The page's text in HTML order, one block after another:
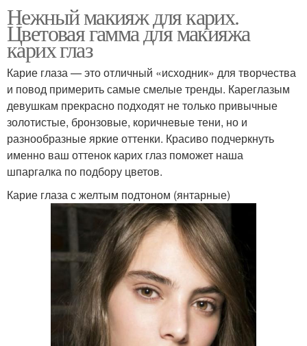
Нежный макияж для карих.
Цветовая гамма для макияжа
карих глаз
Карие глаза — это отличный «исходник» для творчества
и повод примерить самые смелые тренды. Кареглазым
девушкам прекрасно подходят не только привычные
золотистые, бронзовые, коричневые тени, но и
разнообразные яркие оттенки. Красиво подчеркнуть
именно ваш оттенок карих глаз поможет наша
шпаргалка по подбору цветов.
Карие глаза с желтым подтоном (янтарные)